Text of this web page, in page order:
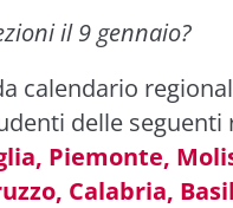
il 9 gennaio?
calendario
delle seguenti
Piemonte,
Calabria,